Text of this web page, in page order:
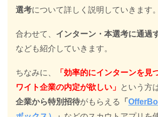
選考について詳しく説明していきます。
合わせて、 インターン・本選考に通過
なども紹介していきます。
ちなみに、
「効率的にインターンを見
ワイト企業の内定が欲しい」 という方
企業から特別招待がもらえる 「